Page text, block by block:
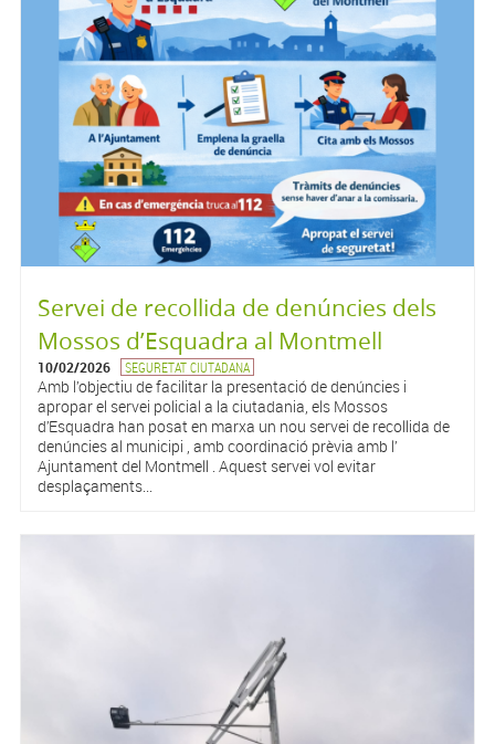
Servei de recollida de denúncies dels
Mossos d’Esquadra al Montmell
10/02/2026 SEGURETAT CIUTADANA
Amb l’objectiu de facilitar la presentació de denúncies i
apropar el servei policial a la ciutadania, els Mossos
d’Esquadra han posat en marxa un nou servei de recollida de
denúncies al municipi , amb coordinació prèvia amb l’
Ajuntament del Montmell . Aquest servei vol evitar
desplaçaments...